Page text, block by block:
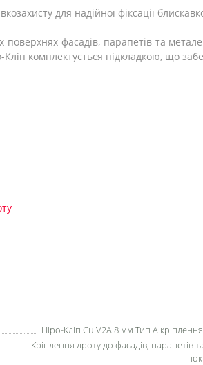
для надійної фіксації
поверхнях фасадів, парапетів та
комплектується підкладкою, що
Ніро-Кліп Cu V2A 8 мм Тип А
Кріплення дроту до фасадів, парапетів